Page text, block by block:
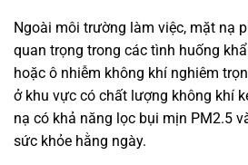
Ngoài môi trường làm việc, mặt nạ
quan trọng trong các tình huống
hoặc ô nhiễm không khí nghiêm
ở khu vực có chất lượng không khí
nạ có khả năng lọc bụi mịn PM2.5
sức khỏe hằng ngày.